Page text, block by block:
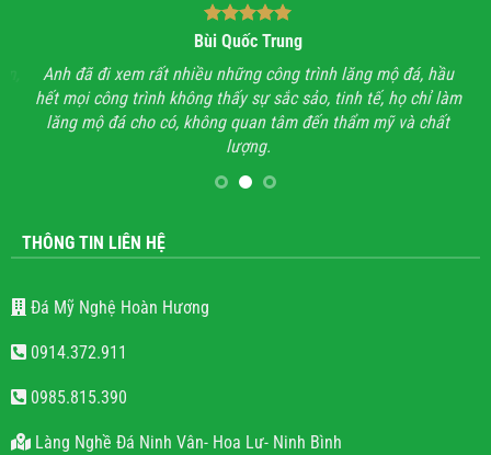
Bùi Quốc Trung
Anh đã đi xem rất nhiều những công trình lăng mộ đá, hầu
hết mọi công trình không thấy sự sắc sảo, tinh tế, họ chỉ làm
lăng mộ đá cho có, không quan tâm đến thẩm mỹ và chất
lượng.
THÔNG TIN LIÊN HỆ
Đá Mỹ Nghệ Hoàn Hương
0914.372.911
0985.815.390
Làng Nghề Đá Ninh Vân- Hoa Lư- Ninh Bình